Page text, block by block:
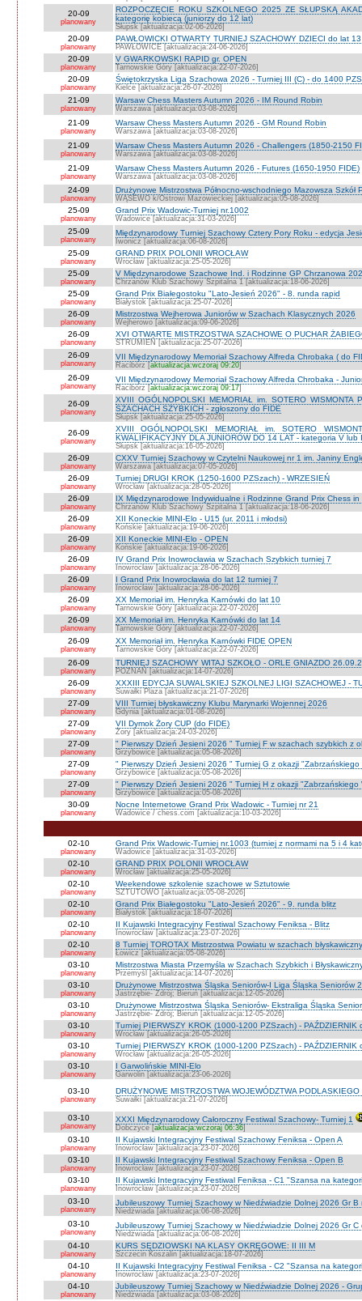
20-09
planowany
ROZPOCZĘCIE ROKU SZKOLNEGO 2025 ZE SŁUPSKĄ
kategorię kobiecą (juniorzy do 12 lat)
Słupsk [aktualizacja:02-06-2026]
20-09
planowany
PAWŁOWICKI OTWARTY TURNIEJ SZACHOWY DZIECI do lat
PAWŁOWICE [aktualizacja:24-06-2026]
20-09
planowany
V GWARKOWSKI RAPID gr. OPEN
Tarnowskie Góry [aktualizacja:22-07-2026]
20-09
planowany
Świętokrzyska Liga Szachowa 2026 - Turniej III (C) - do 1400
Kielce [aktualizacja:26-07-2026]
21-09
planowany
Warsaw Chess Masters Autumn 2026 - IM Round Robin
Warszawa [aktualizacja:03-08-2026]
21-09
planowany
Warsaw Chess Masters Autumn 2026 - GM Round Robin
Warszawa [aktualizacja:03-08-2026]
21-09
planowany
Warsaw Chess Masters Autumn 2026 - Challengers (1850-2150
Warszawa [aktualizacja:03-08-2026]
21-09
planowany
Warsaw Chess Masters Autumn 2026 - Futures (1650-1950 FIDE)
Warszawa [aktualizacja:03-08-2026]
24-09
planowany
Drużynowe Mistrzostwa Północno-wschodniego Mazowsza Szkół
WĄSEWO k/Ostrowi Mazowieckiej [aktualizacja:05-08-2026]
25-09
planowany
Grand Prix Wadowic-Turniej nr.1002
Wadowice [aktualizacja:31-03-2026]
25-09
planowany
Międzynarodowy Turniej Szachowy Cztery Pory Roku - edycja
Iwonicz [aktualizacja:06-08-2026]
25-09
planowany
GRAND PRIX POLONII WROCŁAW
Wrocław [aktualizacja:25-05-2026]
25-09
planowany
V Międzynarodowe Szachowe Ind. i Rodzinne GP Chrzanowa
Chrzanów Klub Szachowy Szpitalna 1 [aktualizacja:18-06-2026]
25-09
planowany
Grand Prix Białegostoku "Lato-Jesień 2026" - 8. runda rapid
Białystok [aktualizacja:25-07-2026]
26-09
planowany
Mistrzostwa Wejherowa Juniorów w Szachach Klasycznych 2026
Wejherowo [aktualizacja:09-06-2026]
26-09
planowany
XVI OTWARTE MISTRZOSTWA SZACHOWE O PUCHAR
STRUMIEŃ [aktualizacja:25-07-2026]
26-09
planowany
VII Międzynarodowy Memoriał Szachowy Alfreda Chrobaka ( do
Racibórz [aktualizacja:wczoraj 09:20]
26-09
planowany
VII Międzynarodowy Memoriał Szachowy Alfreda Chrobaka -
Racibórz [aktualizacja:wczoraj 09:17]
26-09
planowany
XVIII OGÓLNOPOLSKI MEMORIAŁ im. SOTERO WISMONTA
SZACHACH SZYBKICH - zgłoszony do FIDE
Słupsk [aktualizacja:25-05-2026]
26-09
planowany
XVIII OGÓLNOPOLSKI MEMORIAŁ im. SOTERO
KWALIFIKACYJNY DLA JUNIORÓW DO 14 LAT - kategoria V
Słupsk [aktualizacja:16-05-2026]
26-09
planowany
CXXV Turniej Szachowy w Czytelni Naukowej nr 1 im. Janiny
Warszawa [aktualizacja:07-05-2026]
26-09
planowany
Turniej DRUGI KROK (1250-1600 PZSzach) - WRZESIEŃ
Wrocław [aktualizacja:28-05-2026]
26-09
planowany
IX Międzynarodowe Indywidualne i Rodzinne Grand Prix Chess
Chrzanów Klub Szachowy Szpitalna 1 [aktualizacja:18-06-2026]
26-09
planowany
XII Koneckie MINI-Elo - U15 (ur. 2011 i młodsi)
Końskie [aktualizacja:19-06-2026]
26-09
planowany
XII Koneckie MINI-Elo - OPEN
Końskie [aktualizacja:19-06-2026]
26-09
planowany
IV Grand Prix Inowrocławia w Szachach Szybkich turniej 7
Inowrocław [aktualizacja:28-06-2026]
26-09
planowany
I Grand Prix Inowrocławia do lat 12 turniej 7
Inowrocław [aktualizacja:28-06-2026]
26-09
planowany
XX Memoriał im. Henryka Karnówki do lat 10
Tarnowskie Góry [aktualizacja:22-07-2026]
26-09
planowany
XX Memoriał im. Henryka Karnówki do lat 14
Tarnowskie Góry [aktualizacja:22-07-2026]
26-09
planowany
XX Memoriał im. Henryka Karnówki FIDE OPEN
Tarnowskie Góry [aktualizacja:22-07-2026]
26-09
planowany
TURNIEJ SZACHOWY WITAJ SZKOŁO - ORLE GNIAZDO
POZNAŃ [aktualizacja:14-07-2026]
26-09
planowany
XXXIII EDYCJA SUWALSKIEJ SZKOLNEJ LIGI SZACHOWEJ -
Suwałki Plaza [aktualizacja:21-07-2026]
27-09
planowany
VIII Turniej błyskawiczny Klubu Marynarki Wojennej 2026
Gdynia [aktualizacja:01-08-2026]
27-09
planowany
VII Dymok Żory CUP (do FIDE)
Żory [aktualizacja:24-03-2026]
27-09
planowany
" Pierwszy Dzień Jesieni 2026 " Turniej F w szachach szybkich z
Grzybowice [aktualizacja:05-08-2026]
27-09
planowany
" Pierwszy Dzień Jesieni 2026 " Turniej G z okazji "Zabrzańskiego
Grzybowice [aktualizacja:05-08-2026]
27-09
planowany
" Pierwszy Dzień Jesieni 2026 " Turniej H z okazji "Zabrzańskiego
Grzybowice [aktualizacja:05-08-2026]
30-09
planowany
Nocne Internetowe Grand Prix Wadowic - Turniej nr 21
Wadowice / chess.com [aktualizacja:10-03-2026]
02-10
planowany
Grand Prix Wadowic-Turniej nr.1003 (turniej z normami na 5 i 4
Wadowice [aktualizacja:31-03-2026]
02-10
planowany
GRAND PRIX POLONII WROCŁAW
Wrocław [aktualizacja:25-05-2026]
02-10
planowany
Weekendowe szkolenie szachowe w Sztutowie
SZTUTOWO [aktualizacja:05-08-2026]
02-10
planowany
Grand Prix Białegostoku "Lato-Jesień 2026" - 9. runda blitz
Białystok [aktualizacja:18-07-2026]
02-10
planowany
II Kujawski Integracyjny Festiwal Szachowy Feniksa - Blitz
Inowrocław [aktualizacja:23-07-2026]
02-10
planowany
8 Turniej TOROTAX Mistrzostwa Powiatu w szachach
Łowicz [aktualizacja:05-08-2026]
03-10
planowany
Mistrzostwa Miasta Przemyśla w Szachach Szybkich i
Przemyśl [aktualizacja:14-07-2026]
03-10
planowany
Drużynowe Mistrzostwa Śląska Seniorów-I Liga Śląska Seniorów
Jastrzębie- Zdrój; Bieruń [aktualizacja:12-05-2026]
03-10
planowany
Drużynowe Mistrzostwa Śląska Seniorów- Ekstraliga Śląska
Jastrzębie- Zdrój; Bieruń [aktualizacja:12-05-2026]
03-10
planowany
Turniej PIERWSZY KROK (1000-1200 PZSzach) - PAŹDZIERNIK
Wrocław [aktualizacja:26-05-2026]
03-10
planowany
Turniej PIERWSZY KROK (1000-1200 PZSzach) - PAŹDZIERNIK
Wrocław [aktualizacja:26-05-2026]
03-10
planowany
I Garwolińskie MINI-Elo
Garwolin [aktualizacja:23-06-2026]
03-10
planowany
DRUŻYNOWE MISTRZOSTWA WOJEWÓDZTWA
Suwałki [aktualizacja:21-07-2026]
03-10
planowany
XXXI Międzynarodowy Całoroczny Festiwal Szachowy- Turniej 1
Dobczyce [aktualizacja:wczoraj 06:36]
03-10
planowany
II Kujawski Integracyjny Festiwal Szachowy Feniksa - Open A
Inowrocław [aktualizacja:23-07-2026]
03-10
planowany
II Kujawski Integracyjny Festiwal Szachowy Feniksa - Open B
Inowrocław [aktualizacja:23-07-2026]
03-10
planowany
II Kujawski Integracyjny Festiwal Feniksa - C1 "Szansa na
Inowrocław [aktualizacja:23-07-2026]
03-10
planowany
Jubileuszowy Turniej Szachowy w Niedźwiadzie Dolnej 2026 Gr
Niedźwiada [aktualizacja:06-08-2026]
03-10
planowany
Jubileuszowy Turniej Szachowy w Niedźwiadzie Dolnej 2026 Gr
Niedźwiada [aktualizacja:06-08-2026]
04-10
planowany
KURS SĘDZIOWSKI NA KLASY OKRĘGOWE: II III M
Szczecin Koszalin [aktualizacja:18-07-2026]
04-10
planowany
II Kujawski Integracyjny Festiwal Feniksa - C2 "Szansa na
Inowrocław [aktualizacja:23-07-2026]
04-10
planowany
Jubileuszowy Turniej Szachowy w Niedźwiadzie Dolnej 2026 -
Niedżwiada [aktualizacja:03-08-2026]